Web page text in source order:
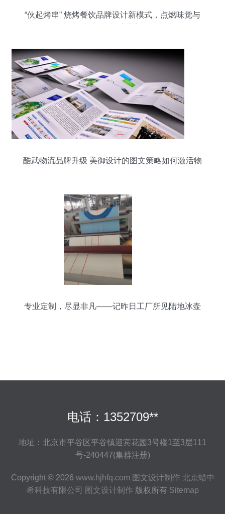
“伙起烤串” 烧烤餐饮品牌设计新模式，点燃味觉与
酷武物流品牌升级 美御设计的图文策略如何激活物
专业定制，尽显非凡——记昨日工厂所见陆地冰壶
电话：1352709**
地址：北京市平谷区平谷镇迎宾花园3号楼1至3层111
号-240447(集群注册)
Copyright © 2026 www.hjhfq.com 图文设计制作 北京蜡中
希科技有限公司
图文设计制作 版权所有 Sitemap